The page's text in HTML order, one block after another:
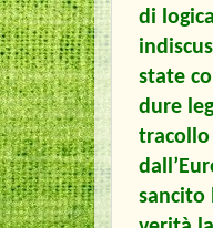
di
state
dure
tracollo
sancito